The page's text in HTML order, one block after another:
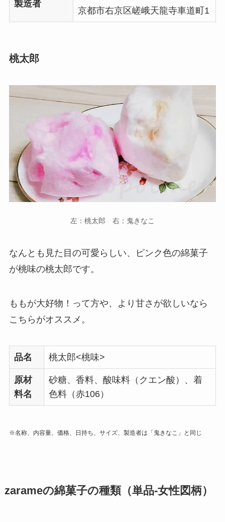
製造者
京都市右京区嵯峨天龍寺車道町1
桃太郎
左：桃太郎 右：鬼きなこ
なんとも見た目の可愛らしい、ピンク色の綿菓子
が桃味の桃太郎です。
ももが大好物！って方や、より甘さが欲しいなら
こちらがオススメ。
品名 桃太郎<桃味>
原材
料名
砂糖、香料、酸味料（クエン酸）、着
色料（赤106）
※名称、内容量、価格、日持ち、サイズ、製造者は「鬼きなこ」と同じ
zarameの綿菓子の種類（単品-女性図柄）